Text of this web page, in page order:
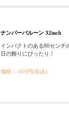
ナンバーバルーン 32inch
インパクトのある80センチ
日の飾りにぴったり！
価格： 450円(税込)